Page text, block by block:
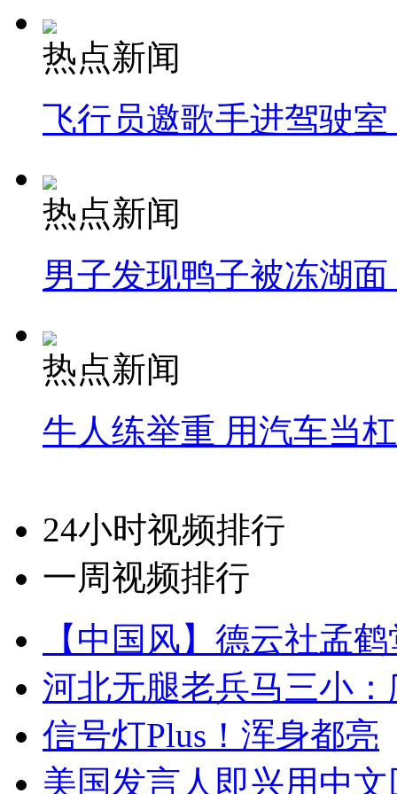
热点新闻
飞行员邀歌手进驾驶
热点新闻
男子发现鸭子被冻湖
热点新闻
牛人练举重 用汽车当
24小时视频排行
一周视频排行
【中国风】德云社孟
河北无腿老兵马三小
信号灯Plus！浑身都亮
美国发言人即兴用中